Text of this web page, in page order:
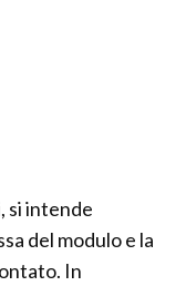
si intende
del modulo e la
In